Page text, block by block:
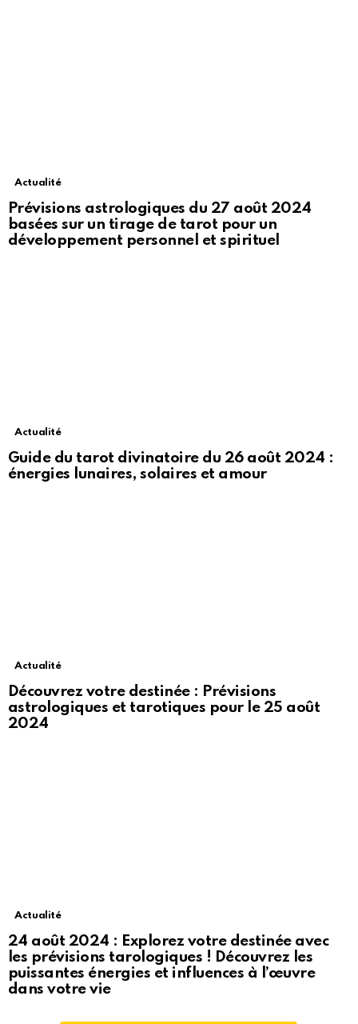
Actualité
Prévisions astrologiques du 27 août 2024
basées sur un tirage de tarot pour un
développement personnel et spirituel
Actualité
Guide du tarot divinatoire du 26 août 2024 :
énergies lunaires, solaires et amour
Actualité
Découvrez votre destinée : Prévisions
astrologiques et tarotiques pour le 25 août
2024
Actualité
24 août 2024 : Explorez votre destinée avec
les prévisions tarologiques ! Découvrez les
puissantes énergies et influences à l’œuvre
dans votre vie